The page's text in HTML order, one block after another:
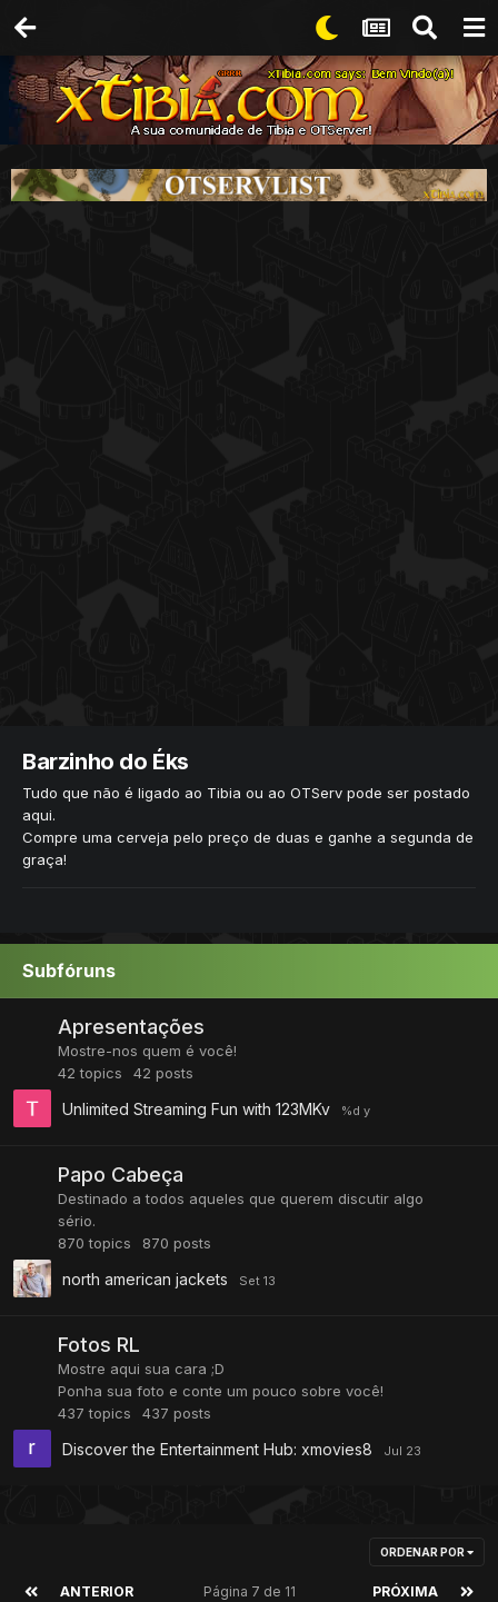
Barzinho do Éks
Tudo que não é ligado ao Tibia ou ao OTServ pode ser postado
aqui.
Compre uma cerveja pelo preço de duas e ganhe a segunda de
graça!
Subfóruns
Apresentações
Mostre-nos quem é você!
42 topics 42 posts
Unlimited Streaming Fun with 123MKv
Papo Cabeça
Destinado a todos aqueles que querem discutir algo
sério.
870 topics 870 posts
north american jackets
Fotos RL
Mostre aqui sua cara ;D
Ponha sua foto e conte um pouco sobre você!
437 topics 437 posts
Discover the Entertainment Hub: xmovies8
ORDENAR POR
ANTERIOR PRÓXIMA
Página 7 de 11